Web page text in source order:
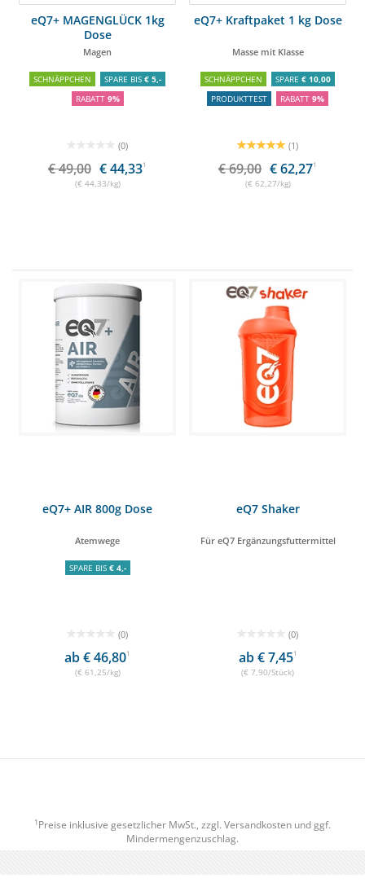
eQ7+ MAGENGLÜCK 1kg
Dose
Magen
SCHNÄPPCHEN SPARE BIS € 5,-
RABATT 9%
(0)
€ 49,00 € 44,331
(€ 44,33/kg)
eQ7+ Kraftpaket 1 kg Dose
Masse mit Klasse
SCHNÄPPCHEN SPARE € 10,00
PRODUKTTEST
RABATT 9%
(1)
€ 69,00 € 62,271
(€ 62,27/kg)
eQ7+ AIR 800g Dose
Atemwege
SPARE BIS € 4,-
(0)
ab € 46,801
(€ 61,25/kg)
eQ7 Shaker
Für eQ7 Ergänzungsfuttermittel
(0)
ab € 7,451
(€ 7,90/Stück)
1 Preise inklusive gesetzlicher MwSt., zzgl. Versandkosten und ggf.
Mindermengenzuschlag.